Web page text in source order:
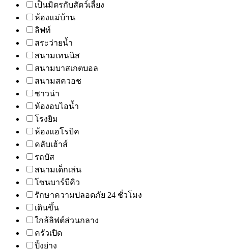
เป็นมิตรกับสัตว์เลี้ยง
ห้องแม่บ้าน
ลิฟท์
สระว่ายน้ำ
สนามเทนนิส
สนามบาสเกตบอล
สนามสควอช
ซาวน่า
ห้องอบไอน้ำ
โรงยิม
ห้องแอโรบิค
คลับเฮ้าส์
รถบัส
สนามเด็กเล่น
โซนบาร์บีคิว
รักษาความปลอดภัย 24 ชั่วโมง
เดินขึ้น
ใกล้ลิฟต์ส่วนกลาง
ครัวเปิด
ปิ้งย่าง